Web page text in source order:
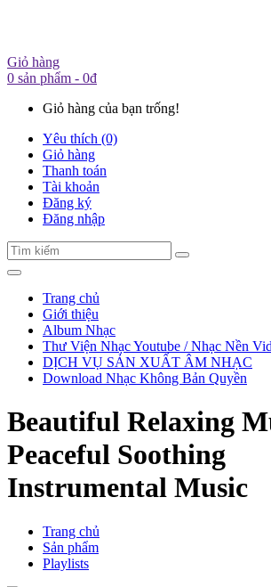
Giỏ hàng
0 sản phẩm - 0đ
Giỏ hàng của bạn trống!
Yêu thích (0)
Giỏ hàng
Thanh toán
Tài khoản
Đăng ký
Đăng nhập
Trang chủ
Giới thiệu
Album Nhạc
Thư Viện Nhạc Youtube / Nhạc Nền
DỊCH VỤ SẢN XUẤT ÂM NHẠC
Download Nhạc Không Bản Quyền
Beautiful Relaxing
Peaceful Soothing
Instrumental Music
Trang chủ
Sản phẩm
Playlists